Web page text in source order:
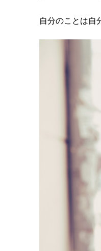
自分のことは自